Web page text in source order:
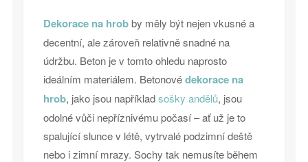
Dekorace na hrobby měly být nejen vkusné a
decentní, ale zároveň relativně snadné na
údržbu. Beton je v tomto ohledu naprosto
ideálním materiálem. Betonovédekorace na
hrob, jako jsou napříkladsošky andělů, jsou
odolné vůči nepříznivému počasí – ať už je to
spalující slunce v létě, vytrvalé podzimní deště
nebo i zimní mrazy. Sochy tak nemusíte během